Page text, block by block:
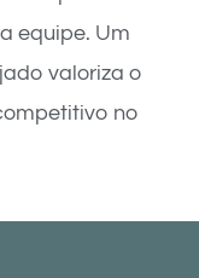
equipe. Um
valoriza o
no